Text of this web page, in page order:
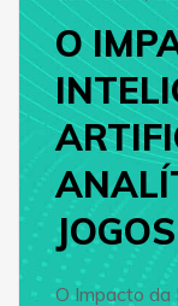
O
O Impacto